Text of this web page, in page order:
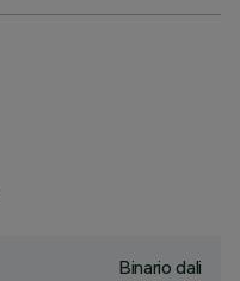
Binario dali